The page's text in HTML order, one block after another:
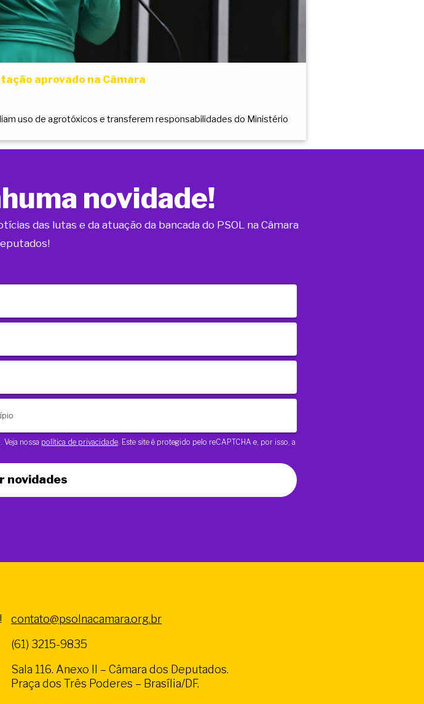
aprovado na Câmara
uso de agrotóxicos e transferem responsabilidades do Ministério
novidade!
das lutas e da atuação da bancada do PSOL na Câmara
Veja nossa política de privacidade . Este site é protegido pelo reCAPTCHA e, por isso, a
novidades
contato@psolnacamara.org.br
(61) 3215-9835
Sala 116. Anexo II – Câmara dos Deputados.
Praça dos Três Poderes – Brasília/DF.